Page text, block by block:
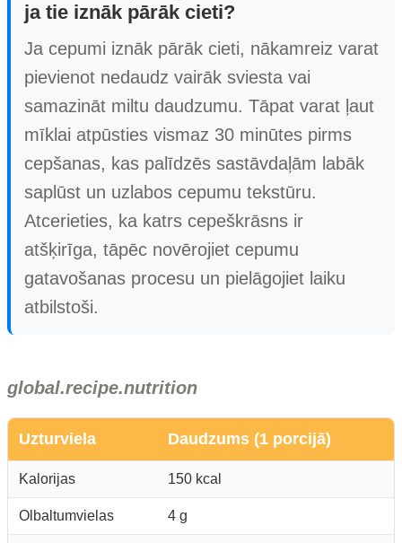
ja tie iznāk pārāk cieti?
Ja cepumi iznāk pārāk cieti, nākamreiz varat
pievienot nedaudz vairāk sviesta vai
samazināt miltu daudzumu. Tāpat varat ļaut
mīklai atpūsties vismaz 30 minūtes pirms
cepšanas, kas palīdzēs sastāvdaļām labāk
saplūst un uzlabos cepumu tekstūru.
Atcerieties, ka katrs cepeškrāsns ir
atšķirīga, tāpēc novērojiet cepumu
gatavošanas procesu un pielāgojiet laiku
atbilstoši.
global.recipe.nutrition
Uzturviela Daudzums (1 porcijā)
Kalorijas 150 kcal
Olbaltumvielas 4 g